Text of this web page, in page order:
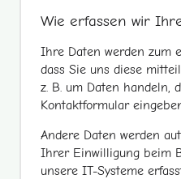
Wie erfassen wir
Ihre Daten werden zum
dass Sie uns diese
z. B. um Daten handeln,
Kontaktformular
Andere Daten werden
Ihrer Einwilligung beim
unsere IT-Systeme